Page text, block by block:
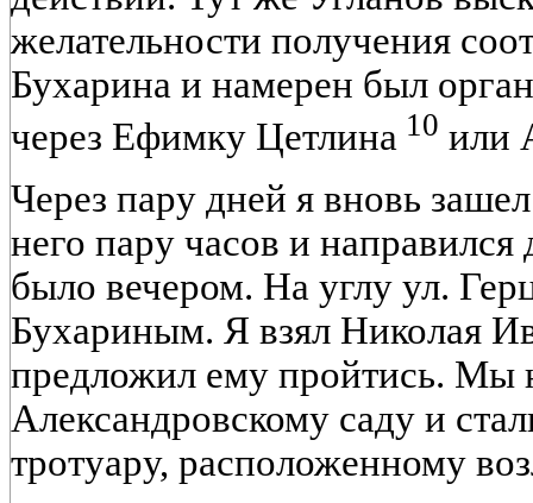
желательности получения
Бухарина и намерен был
через Ефимку Цетлина 10 или
Через пару дней я вновь
него пару часов и
было вечером. На углу ул.
Бухариным. Я взял Николая
предложил ему пройтись. Мы
Александровскому саду и
тротуару, расположенному